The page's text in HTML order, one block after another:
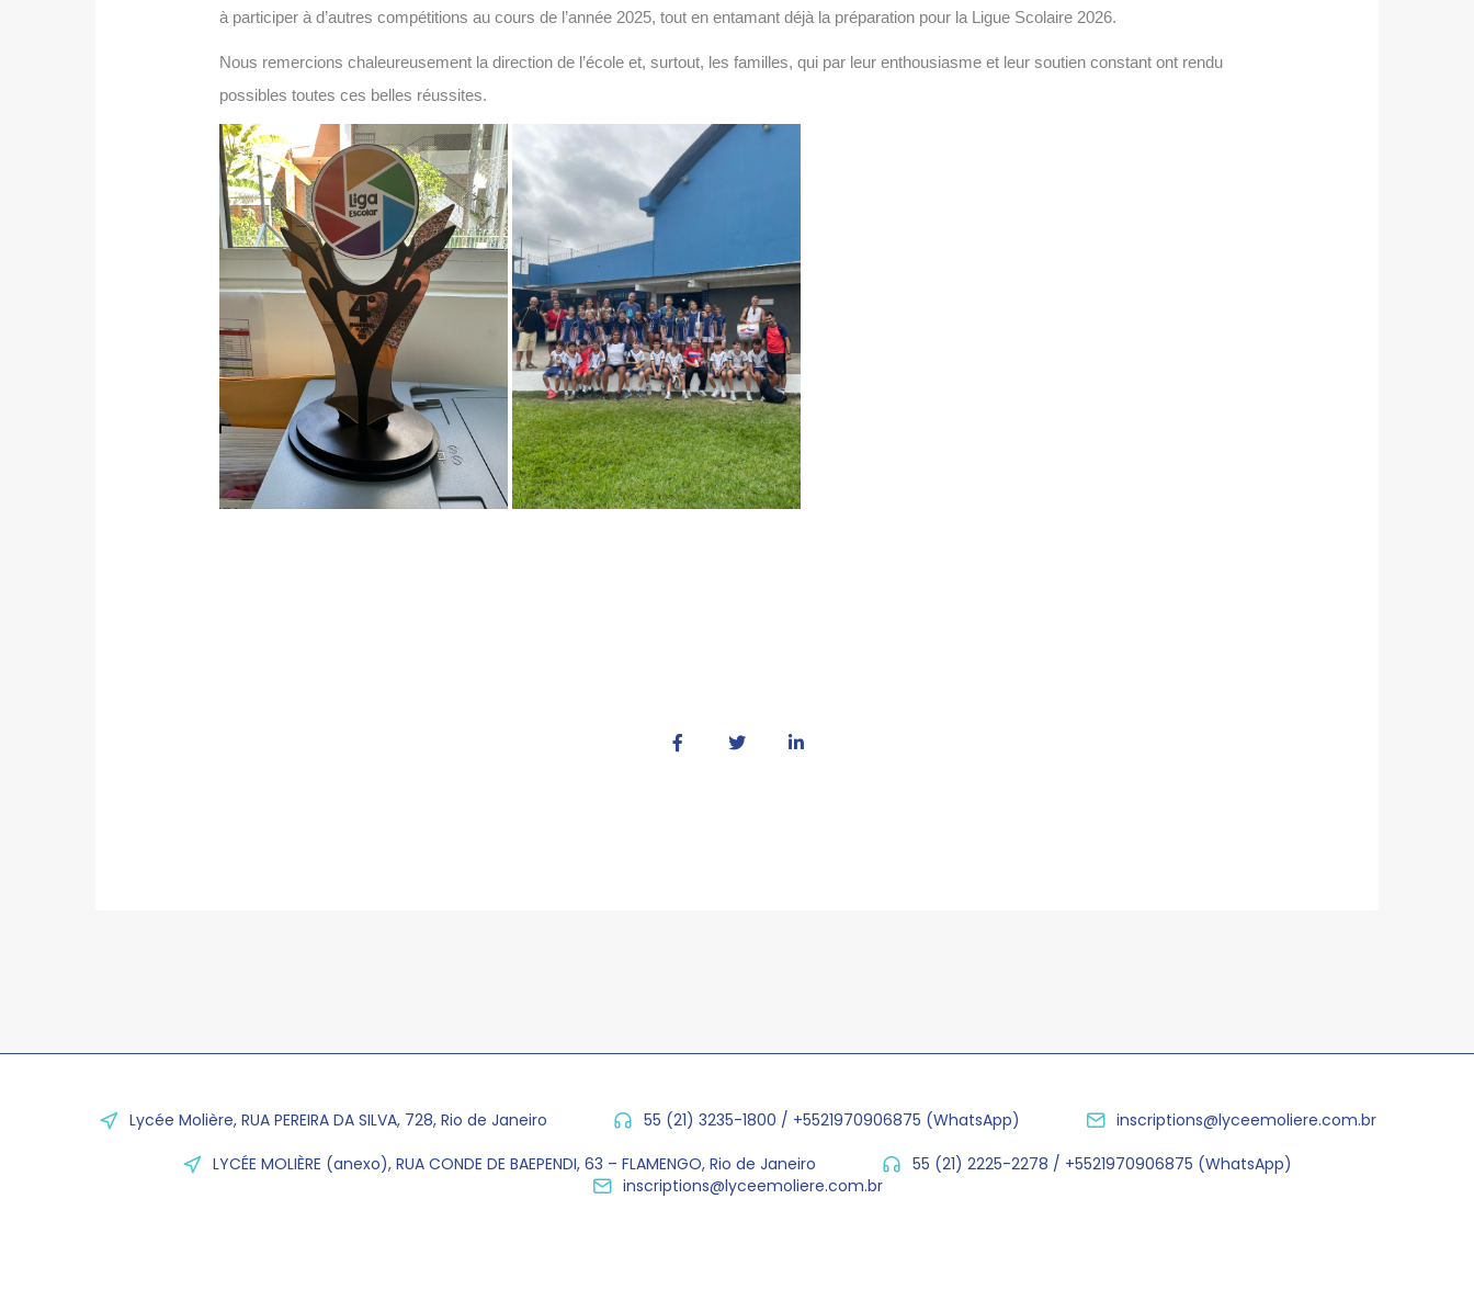
à participer à d’autres compétitions au cours de l’année 2025, tout en entamant déjà la préparation pour la Ligue Scolaire 2026.
Nous remercions chaleureusement la direction de l’école et, surtout, les familles, qui par leur enthousiasme et leur soutien constant ont rendu
possibles toutes ces belles réussites.
Lycée Molière, RUA PEREIRA DA SILVA, 728, Rio de Janeiro 55 (21) 3235-1800 / +5521970906875 (WhatsApp)
inscriptions@lyceemoliere.com.br
LYCÉE MOLIÈRE (anexo), RUA CONDE DE BAEPENDI, 63 – FLAMENGO, Rio de Janeiro
55 (21) 2225-2278 / +5521970906875 (WhatsApp)
inscriptions@lyceemoliere.com.br